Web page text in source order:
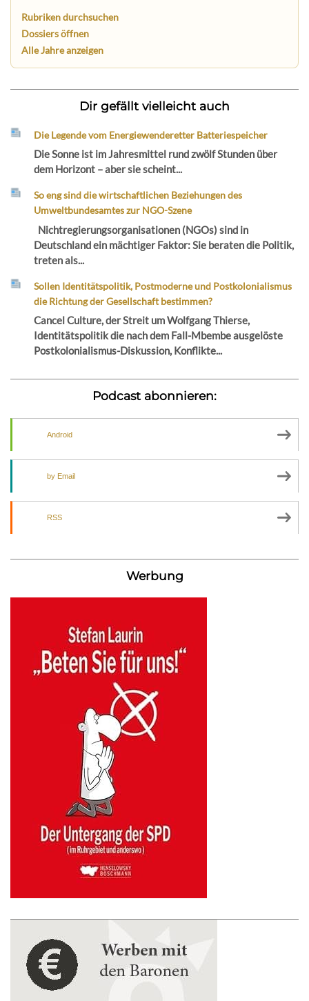
Rubriken durchsuchen
Dossiers öffnen
Alle Jahre anzeigen
Dir gefällt vielleicht auch
Die Legende vom Energiewenderetter Batteriespeicher
Die Sonne ist im Jahresmittel rund zwölf Stunden über
dem Horizont – aber sie scheint...
So eng sind die wirtschaftlichen Beziehungen des
Umweltbundesamtes zur NGO-Szene
Nichtregierungsorganisationen (NGOs) sind in
Deutschland ein mächtiger Faktor: Sie beraten die Politik,
treten als...
Sollen Identitätspolitik, Postmoderne und Postkolonialismus
die Richtung der Gesellschaft bestimmen?
Cancel Culture, der Streit um Wolfgang Thierse,
Identitätspolitik die nach dem Fall-Mbembe ausgelöste
Postkolonialismus-Diskussion, Konflikte...
Podcast abonnieren:
Android
by Email
RSS
Werbung